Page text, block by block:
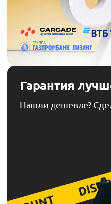
Гарантия
Нашли дешевле?